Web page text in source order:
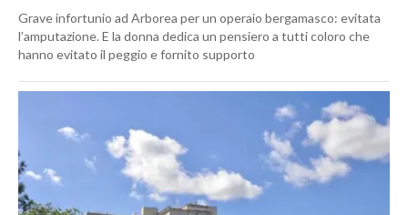
Grave infortunio ad Arborea per un operaio bergamasco: evitata
l’amputazione. E la donna dedica un pensiero a tutti coloro che
hanno evitato il peggio e fornito supporto